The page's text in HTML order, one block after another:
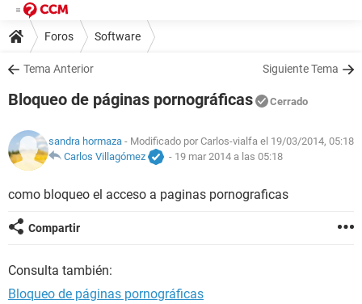
Foros Software
Tema Anterior Siguiente Tema
Bloqueo de páginas pornográficas Cerrado
sandra hormaza - Modificado por Carlos-vialfa el 19/03/2014, 05:18
Carlos Villagómez
- 19 mar 2014 a las 05:18
como bloqueo el acceso a paginas pornograficas
Compartir
Consulta también:
Bloqueo de páginas pornográficas